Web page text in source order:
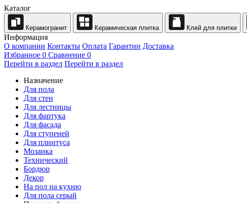
Каталог
Керамогранит Керамическая плитка Клей для плитки
Информация
О компании Контакты Оплата Гарантии Доставка
Избранное 0 Сравнение 0
Перейти в раздел Перейти в раздел
Назначение
Для пола
Для стен
Для лестницы
Для фартука
Для фасада
Для ступеней
Для плинтуса
Мозаика
Технический
Бордюр
Декор
На пол на кухню
Для пола серый